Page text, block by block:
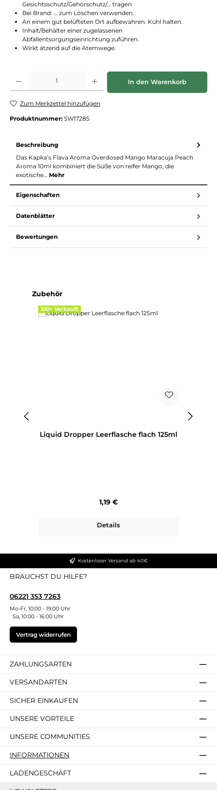
Gesichtsschutz/Gehörschutz/… tragen
Bei Brand: … zum Löschen verwenden.
An einem gut belüfteten Ort aufbewahren. Kühl halten.
Inhalt/Behälter einer zugelassenen
Abfallentsorgungseinrichtung zuführen.
Wirkt ätzend auf die Atemwege.
Produkt Anzahl: Gib den gewünschten Wert ein oder benutze die
In den Warenkorb
Zum Merkzettel hinzufügen
Produktnummer: SW17285
Beschreibung
Das Kapka’s Flava Aroma Overdosed Mango Maracuja Peach
Aroma 10ml kombiniert die Süße von reifer Mango, die
exotische… Mehr
Eigenschaften
Datenblätter
Bewertungen
Produktgalerie überspringen
Zubehör
100+ Verkauft
Liquid Dropper Leerflasche flach 125ml
Regulärer Preis:
1,19 €
Details
Kostenloser Versand ab 40€
BRAUCHST DU HILFE?
06221 353 7263
Mo-Fr, 10:00 - 19:00 Uhr
Sa, 10:00 - 16:00 Uhr
Vertrag widerrufen
ZAHLUNGSARTEN
VERSANDARTEN
SICHER EINKAUFEN
UNSERE VORTEILE
UNSERE COMMUNITIES
INFORMATIONEN
LADENGESCHÄFT